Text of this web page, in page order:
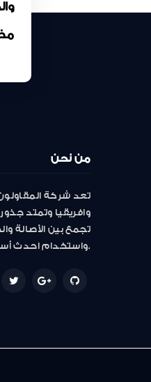
من نحن
تعد شركة
وافريقيا وتمتد
تجمع بين الأصالة
واستخدام احدث أساليب البناء والتكنولوجيا.